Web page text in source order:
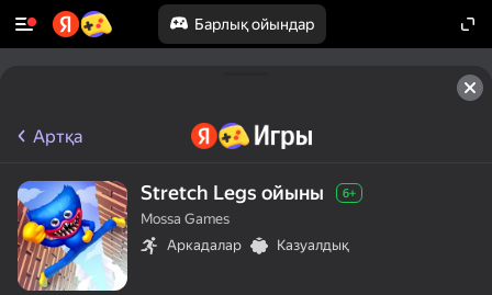
Барлық ойындар
Артқа
Stretch Legs ойыны 6+
Mossa Games
Аркадалар
Казуалдық